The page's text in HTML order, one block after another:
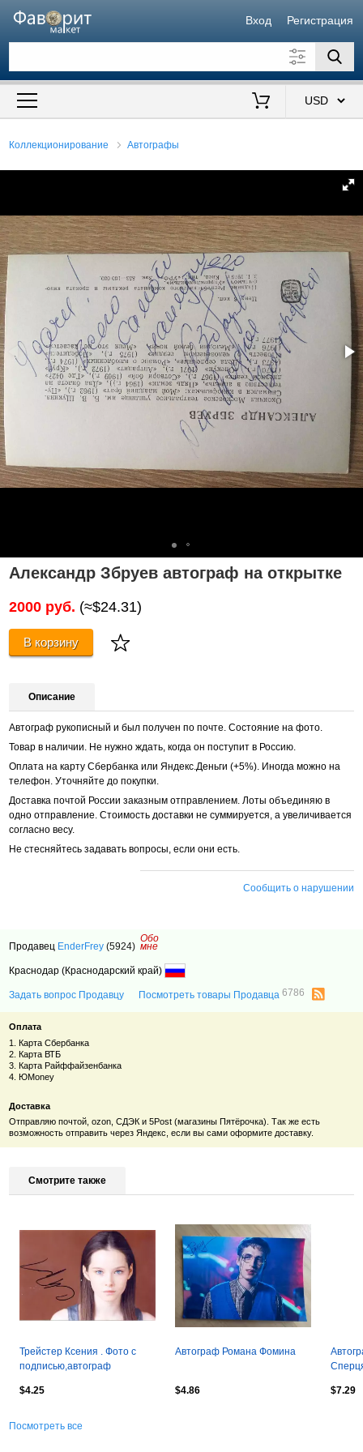
Вход Регистрация
Искать также в описании
Коллекционирование Автографы
Александр Збруев автограф на открытке
2000 руб. (≈$24.31)
В корзину
Описание
Автограф рукописный и был получен по почте. Состояние на фото.
Товар в наличии. Не нужно ждать, когда он поступит в Россию.
Оплата на карту Сбербанка или Яндекс.Деньги (+5%). Иногда можно на
телефон. Уточняйте до покупки.
Доставка почтой России заказным отправлением. Лоты объединяю в
одно отправление. Стоимость доставки не суммируется, а увеличивается
согласно весу.
Не стесняйтесь задавать вопросы, если они есть.
Сообщить о нарушении
Продавец EnderFrey (5924)
Обо
мне
Краснодар (Краснодарский край)
Задать вопрос Продавцу Посмотреть товары Продавца6786
Оплата
1. Карта Сбербанка
2. Карта ВТБ
3. Карта Райффайзенбанка
4. ЮMoney
Доставка
Отправляю почтой, ozon, СДЭК и 5Post (магазины Пятёрочка). Так же есть
возможность отправить через Яндекс, если вы сами оформите доставку.
Смотрите также
Трейстер Ксения . Фото с
подписью,автограф
$4.25
Автограф Романа Фомина
$4.86 $7.29
Посмотреть все